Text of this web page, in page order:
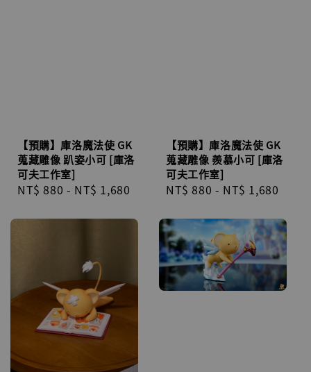
【預購】庫洛魔法使 GK
蒐藏雕像 趴姿小可 [庫洛
可夫工作室]
Regular
NT$ 880 - NT$ 1,680
【預購】庫洛魔法使 GK
蒐藏雕像 羨慕小可 [庫洛
可夫工作室]
Regular
NT$ 880 - NT$ 1,680